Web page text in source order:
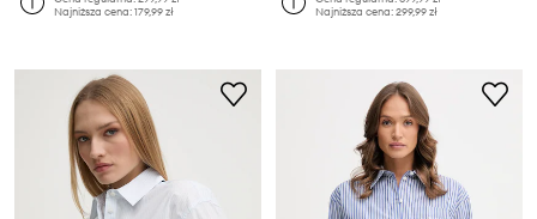
Najniższa cena:179,99 zł
Najniższa cena:299,99 zł